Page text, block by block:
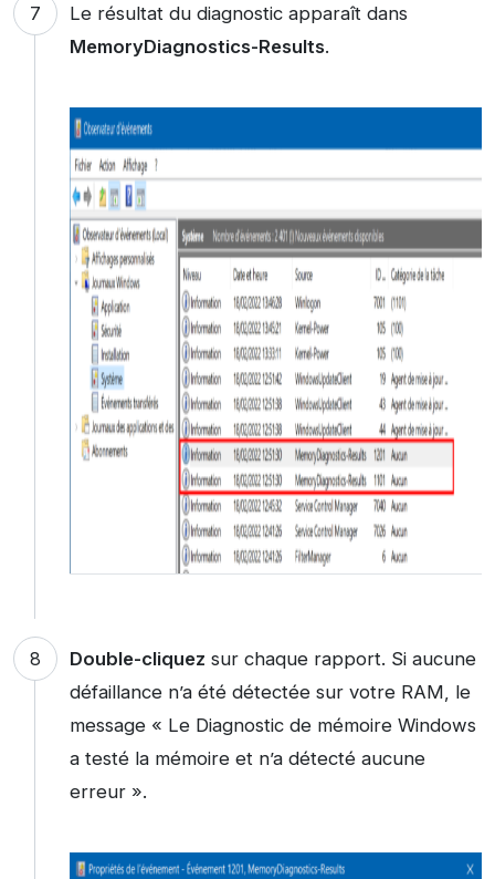
Le résultat du diagnostic apparaît dans
MemoryDiagnostics-Results.
Double-cliquez sur chaque rapport. Si aucune
défaillance n’a été détectée sur votre RAM, le
message « Le Diagnostic de mémoire Windows
a testé la mémoire et n’a détecté aucune
erreur ».